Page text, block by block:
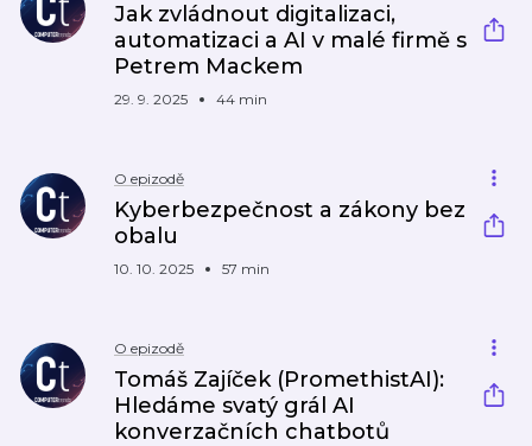
Jak zvládnout digitalizaci,
automatizaci a AI v malé firmě s
Petrem Mackem
29. 9. 2025 44 min
O epizodě
Kyberbezpečnost a zákony bez
obalu
10. 10. 2025 57 min
O epizodě
Tomáš Zajíček (PromethistAI):
Hledáme svatý grál AI
konverzačních chatbotů